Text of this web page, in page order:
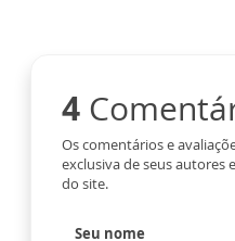
4
Os comentários e
exclusiva de seus autores
do site.
Seu nome